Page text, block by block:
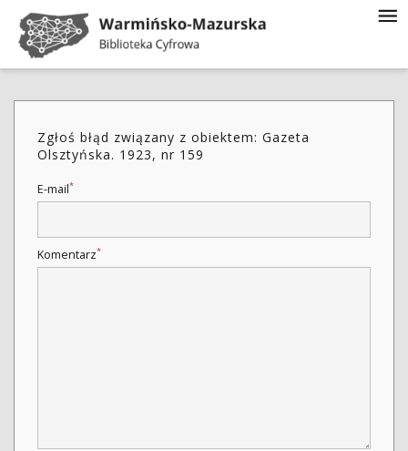
Zgłoś błąd związany z obiektem: Gazeta
Olsztyńska. 1923, nr 159
E-mail*
Komentarz*